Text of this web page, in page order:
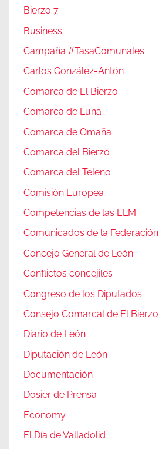
Bierzo 7
Business
Campaña #TasaComunales
Carlos González-Antón
Comarca de El Bierzo
Comarca de Luna
Comarca de Omaña
Comarca del Bierzo
Comarca del Teleno
Comisión Europea
Competencias de las ELM
Comunicados de la Federación
Concejo General de León
Conflictos concejiles
Congreso de los Diputados
Consejo Comarcal de El Bierzo
Diario de León
Diputación de León
Documentación
Dosier de Prensa
Economy
El Día de Valladolid